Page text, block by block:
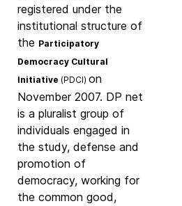
registered under the
institutional structure of
the Participatory
Democracy Cultural
Initiative (PDCI) on
November 2007. DP net
is a pluralist group of
individuals engaged in
the study, defense and
promotion of
democracy, working for
the common good,